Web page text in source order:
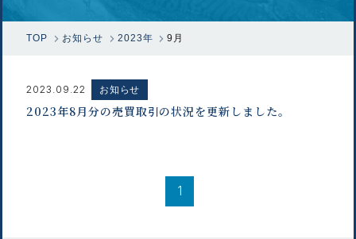
漁業関係の方へ
お問い合わせ
TOP お知らせ 2023年 9月
2023.09.22 お知らせ
2023年8月分の売買取引の状況を更新しました。
1